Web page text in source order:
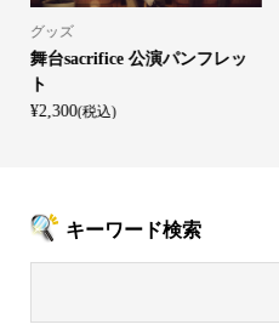
グッズ
舞台sacrifice 公演パンフレッ
ト
¥2,300(税込)
キーワード検索